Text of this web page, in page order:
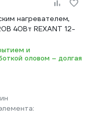
нагревателем,
40Вт REXANT 12-
и
оловом – долгая